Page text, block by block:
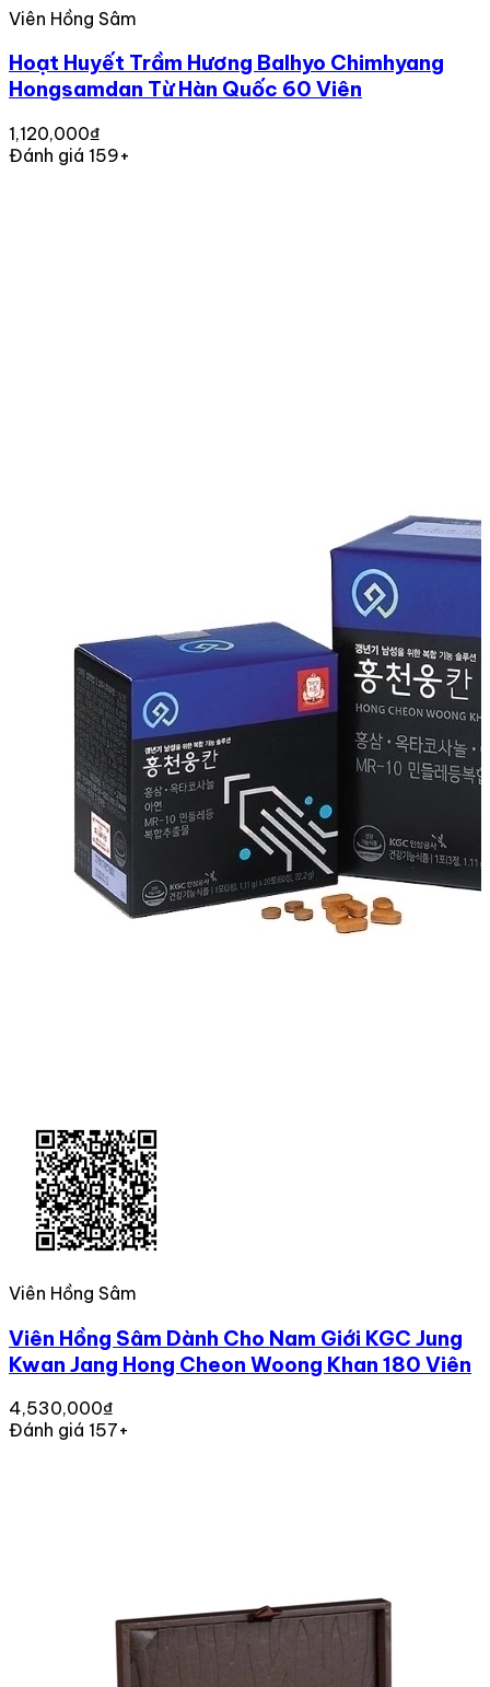
Viên Hồng Sâm
Hoạt Huyết Trầm Hương Balhyo Chimhyang
Hongsamdan Từ Hàn Quốc 60 Viên
1,120,000₫
Đánh giá 159+
Viên Hồng Sâm
Viên Hồng Sâm Dành Cho Nam Giới KGC Jung
Kwan Jang Hong Cheon Woong Khan 180 Viên
4,530,000₫
Đánh giá 157+